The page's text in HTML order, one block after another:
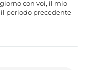
con voi, il mio
periodo precedente